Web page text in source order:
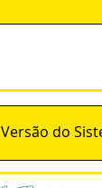
Versão do